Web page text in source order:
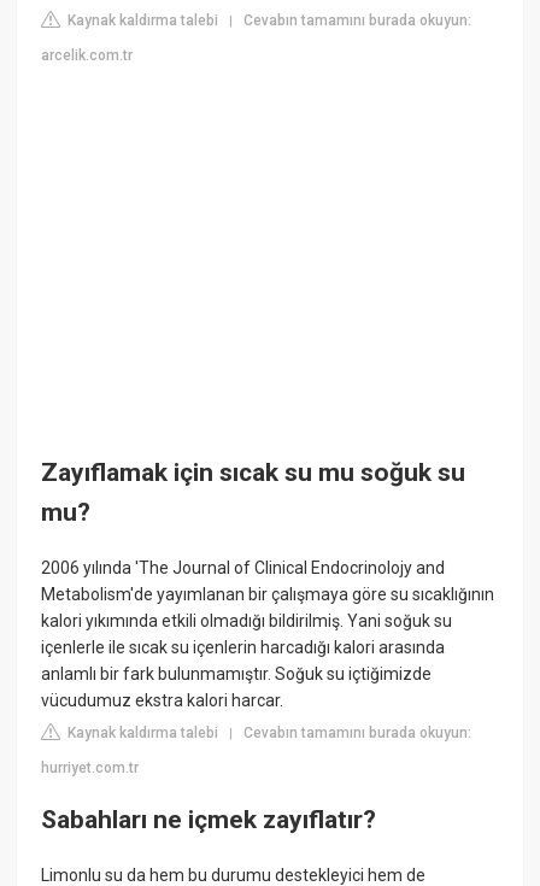
Kaynak kaldırma talebi |Cevabın tamamını burada okuyun:
arcelik.com.tr
Zayıflamak için sıcak su mu soğuk su
mu?
2006 yılında 'The Journal of Clinical Endocrinolojy and
Metabolism'de yayımlanan bir çalışmaya göre su sıcaklığının
kalori yıkımında etkili olmadığı bildirilmiş. Yani soğuk su
içenlerle ile sıcak su içenlerin harcadığı kalori arasında
anlamlı bir fark bulunmamıştır. Soğuk su içtiğimizde
vücudumuz ekstra kalori harcar.
Kaynak kaldırma talebi |Cevabın tamamını burada okuyun:
hurriyet.com.tr
Sabahları ne içmek zayıflatır?
Limonlu su da hem bu durumu destekleyici hem de